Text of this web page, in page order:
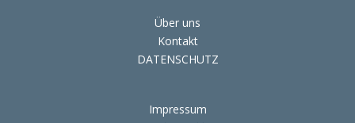
Über uns
Kontakt
DATENSCHUTZ
Impressum